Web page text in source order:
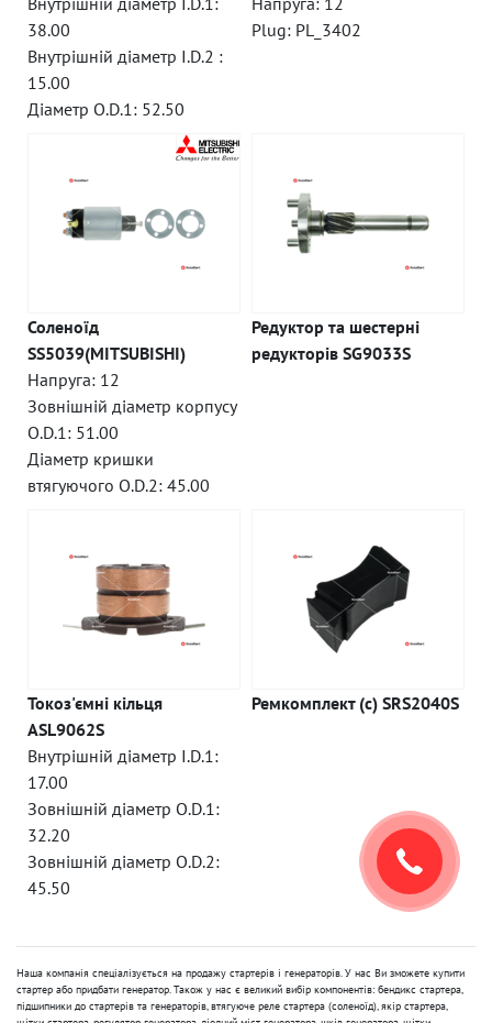
38.00
Внутрішній діаметр I.D.2 :
15.00
Діаметр O.D.1: 52.50
Plug: PL_3402
Соленоїд
SS5039(MITSUBISHI)
Напруга: 12
Зовнішній діаметр корпусу
O.D.1: 51.00
Діаметр кришки
втягуючого O.D.2: 45.00
Редуктор та шестерні
редукторів SG9033S
Токоз'ємні кільця
ASL9062S
Внутрішній діаметр I.D.1:
17.00
Зовнішній діаметр O.D.1:
32.20
Зовнішній діаметр O.D.2:
45.50
Ремкомплект (c) SRS2040S
Наша компанія спеціалізується на продажу стартерів і генераторів. У нас Ви зможете купити
стартер або придбати генератор. Також у нас є великий вибір компонентів: бендикс стартера,
підшипники до стартерів та генераторів, втягуюче реле стартера (соленоїд), якір стартера,